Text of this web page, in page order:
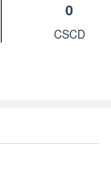
0
CSCD